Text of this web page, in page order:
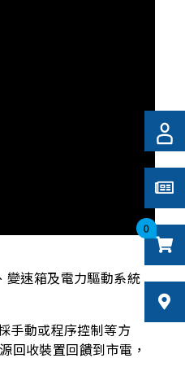
0
速箱及電力驅動系統
手動或程序控制等方
回收裝置回饋到市電，